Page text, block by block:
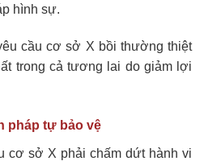
hình sự.
cầu cơ sở X bồi thường thiệt
trong cả tương lai do giảm lợi
pháp tự bảo vệ
cơ sở X phải chấm dứt hành vi